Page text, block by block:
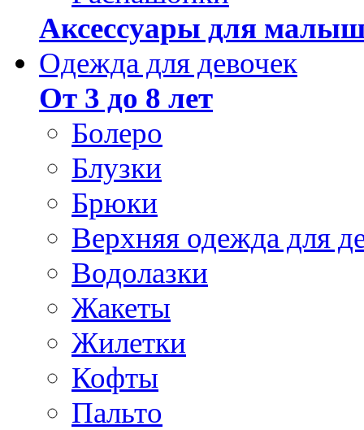
Аксессуары для
Одежда для девочек
От 3 до 8 лет
Болеро
Блузки
Брюки
Верхняя одежда для
Водолазки
Жакеты
Жилетки
Кофты
Пальто